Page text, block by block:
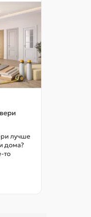
лучше
дома?
то